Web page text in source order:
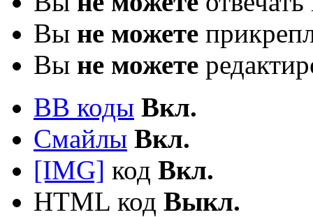
Вы не можете
Вы не можете
BB коды Вкл.
Смайлы Вкл.
[IMG] код Вкл.
HTML код Выкл.